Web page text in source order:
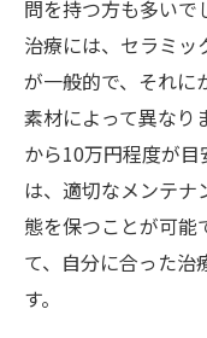
笑顔に自
問を持つ方も多いで
治療には、セラミッ
が一般的で、それに
素材によって異なり
から10万円程度が
は、適切なメンテナ
態を保つことが可能
て、自分に合った治
す。